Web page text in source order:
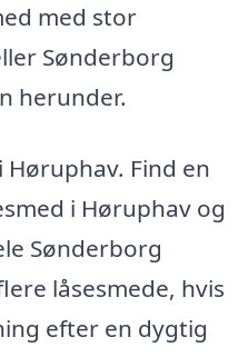
med stor
Sønderborg
herunder.
Høruphav. Find en
i Høruphav og
Sønderborg
låsesmede, hvis
efter en dygtig